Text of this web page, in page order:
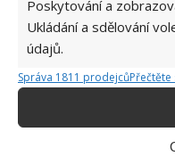
Poskytování a
Ukládání a sdělování
údajů.
Správa 1811 prodejcůPřečtěte